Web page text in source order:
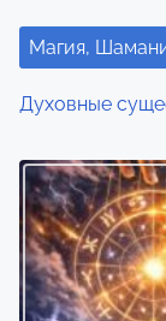
а
п
и
с
я
м
Магия,
Духовные